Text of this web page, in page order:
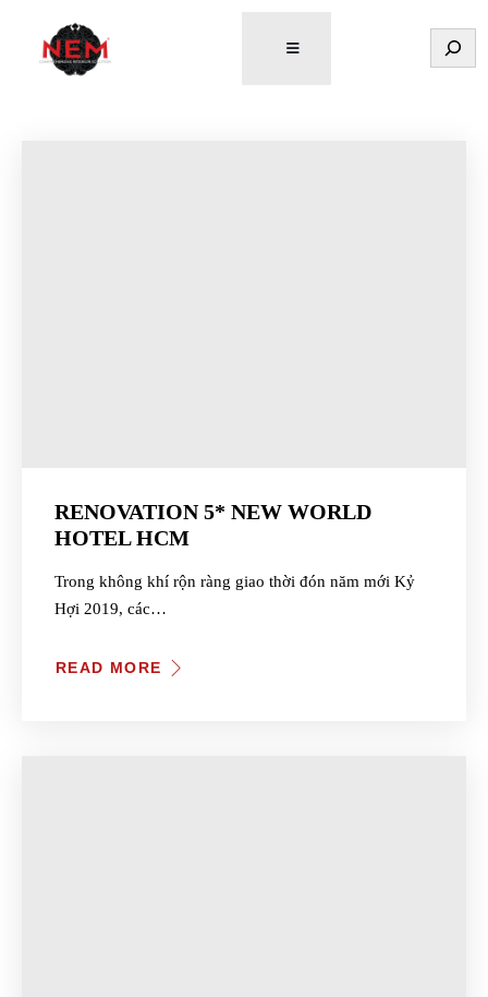
Tìm
kiếm
RENOVATION 5* NEW WORLD
HOTEL HCM
Trong không khí rộn ràng giao thời đón năm mới Kỷ
Hợi 2019, các…
READ MORE